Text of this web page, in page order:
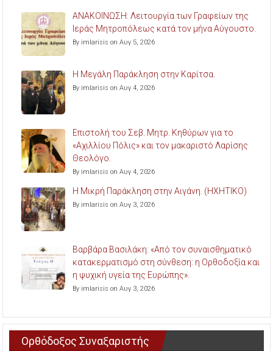
ΑΝΑΚΟΙΝΩΣΗ: Λειτουργία των Γραφείων της
Ιεράς Μητροπόλεως κατά τον μήνα Αύγουστο.
By imlarisis on Αυγ 5, 2026
Η Μεγάλη Παράκληση στην Καρίτσα.
By imlarisis on Αυγ 4, 2026
Επιστολή του Σεβ. Μητρ. Κηθύρων για το
«Αχιλλίου Πόλις» και τον μακαριστό Λαρίσης
Θεολόγο.
By imlarisis on Αυγ 4, 2026
Η Μικρή Παράκληση στην Αιγάνη. (ΗΧΗΤΙΚΟ)
By imlarisis on Αυγ 3, 2026
Βαρβάρα Βασιλάκη: «Από τον συναισθηματικό
κατακερματισμό στη σύνθεση: η Ορθοδοξία και
η ψυχική υγεία της Ευρώπης».
By imlarisis on Αυγ 3, 2026
Ορθόδοξος Συναξαριστής